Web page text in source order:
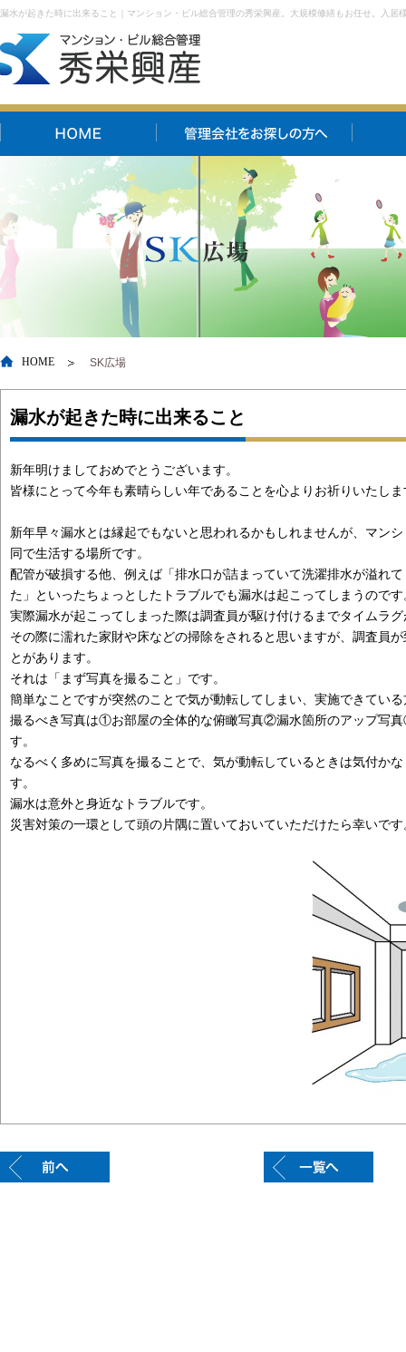
漏水が起きた時に出来ること｜マンション・ビル総合管理の秀栄興産。大規模修繕もお任せ。入居
HOME SK広場
漏水が起きた時に出来ること
新年明けましておめでとうございます。
皆様にとって今年も素晴らしい年であることを心よりお祈りいたしま
新年早々漏水とは縁起でもないと思われるかもしれませんが、マン
同で生活する場所です。
配管が破損する他、例えば「排水口が詰まっていて洗濯排水が溢れ
た」といったちょっとしたトラブルでも漏水は起こってしまうのです
実際漏水が起こってしまった際は調査員が駆け付けるまでタイムラ
その際に濡れた家財や床などの掃除をされると思いますが、調査員
とがあります。
それは「まず写真を撮ること」です。
簡単なことですが突然のことで気が動転してしまい、実施できてい
撮るべき写真は①お部屋の全体的な俯瞰写真②漏水箇所のアップ写
す。
なるべく多めに写真を撮ることで、気が動転しているときは気付か
す。
漏水は意外と身近なトラブルです。
災害対策の一環として頭の片隅に置いておいていただけたら幸いです